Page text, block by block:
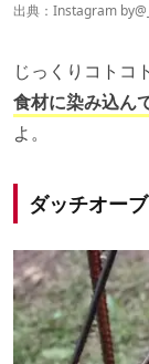
出典：Instagram by
じっくりコトコ
食材に染み込んで
よ。
ダッチオー